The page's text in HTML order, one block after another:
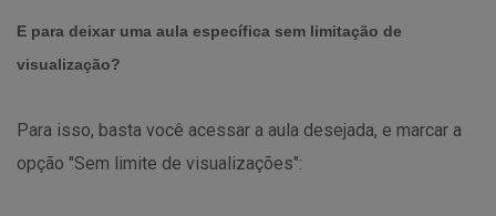
E para deixar uma aula específica sem limitação de
visualização?
Para isso, basta você acessar a aula desejada, e marcar a
opção "Sem limite de visualizações":